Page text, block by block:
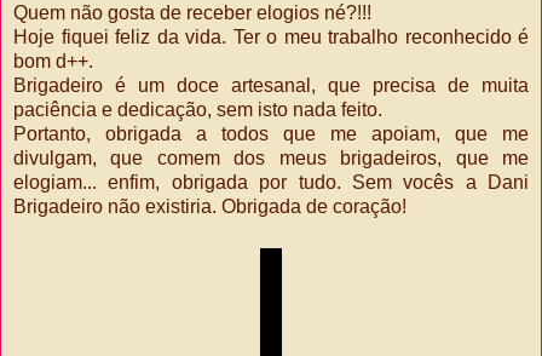
Quem não gosta de receber elogios né?!!!
Hoje fiquei feliz da vida. Ter o meu trabalho reconhecido é
bom d++.
Brigadeiro é um doce artesanal, que precisa de muita
paciência e dedicação, sem isto nada feito.
Portanto, obrigada a todos que me apoiam, que me
divulgam, que comem dos meus brigadeiros, que me
elogiam... enfim, obrigada por tudo. Sem vocês a Dani
Brigadeiro não existiria. Obrigada de coração!